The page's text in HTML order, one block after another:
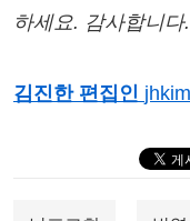
하세요. 감사합니다.
김진한 편집인